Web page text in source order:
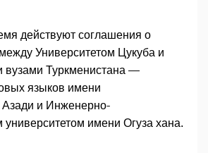
действуют соглашения о
Университетом Цукуба и
вузами Туркменистана —
языков имени
и Инженерно-
университетом имени Огуза хана.